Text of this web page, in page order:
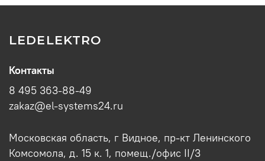
LEDELEKTRO
Контакты
8 495 363-88-49
zakaz@el-systems24.ru
Московская область, г Видное, пр-кт Ленинского
Комсомола, д. 15 к. 1, помещ./офис II/3